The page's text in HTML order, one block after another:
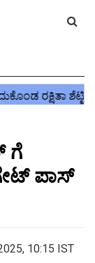
ಗೆ
ಪಾಸ್
10:15 IST